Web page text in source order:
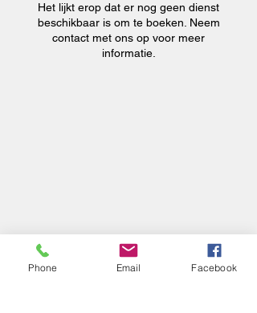
Het lijkt erop dat er nog geen dienst
beschikbaar is om te boeken. Neem
contact met ons op voor meer
informatie.
Phone Email Facebook